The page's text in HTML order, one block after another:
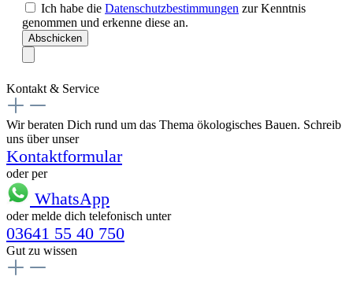
Ich habe die Datenschutzbestimmungen zur Kenntnis
genommen und erkenne diese an.
Abschicken
Kontakt & Service
Wir beraten Dich rund um das Thema ökologisches Bauen. Schreib
uns über unser
Kontaktformular
oder per
WhatsApp
oder melde dich telefonisch unter
03641 55 40 750
Gut zu wissen